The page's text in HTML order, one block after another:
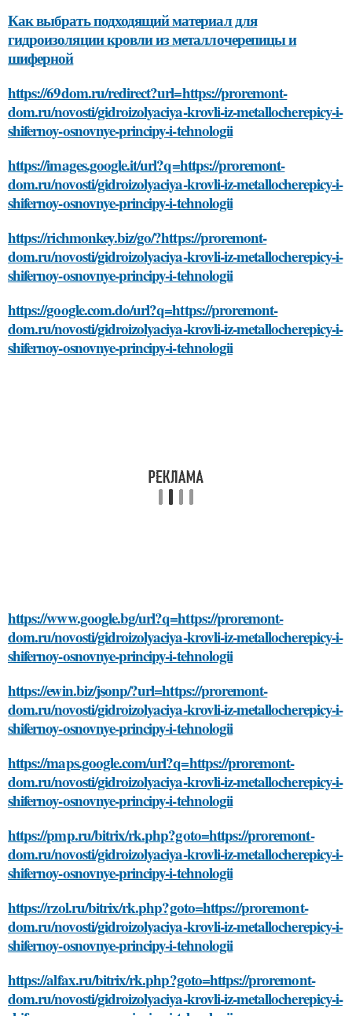
Как выбрать подходящий материал для
гидроизоляции кровли из металлочерепицы и
шиферной
https://69dom.ru/redirect?url=https://proremont-
dom.ru/novosti/gidroizolyaciya-krovli-iz-metallocherepicy-i-
shifernoy-osnovnye-principy-i-tehnologii
https://images.google.it/url?q=https://proremont-
dom.ru/novosti/gidroizolyaciya-krovli-iz-metallocherepicy-i-
shifernoy-osnovnye-principy-i-tehnologii
https://richmonkey.biz/go/?https://proremont-
dom.ru/novosti/gidroizolyaciya-krovli-iz-metallocherepicy-i-
shifernoy-osnovnye-principy-i-tehnologii
https://google.com.do/url?q=https://proremont-
dom.ru/novosti/gidroizolyaciya-krovli-iz-metallocherepicy-i-
shifernoy-osnovnye-principy-i-tehnologii
https://www.google.bg/url?q=https://proremont-
dom.ru/novosti/gidroizolyaciya-krovli-iz-metallocherepicy-i-
shifernoy-osnovnye-principy-i-tehnologii
https://ewin.biz/jsonp/?url=https://proremont-
dom.ru/novosti/gidroizolyaciya-krovli-iz-metallocherepicy-i-
shifernoy-osnovnye-principy-i-tehnologii
https://maps.google.com/url?q=https://proremont-
dom.ru/novosti/gidroizolyaciya-krovli-iz-metallocherepicy-i-
shifernoy-osnovnye-principy-i-tehnologii
https://pmp.ru/bitrix/rk.php?goto=https://proremont-
dom.ru/novosti/gidroizolyaciya-krovli-iz-metallocherepicy-i-
shifernoy-osnovnye-principy-i-tehnologii
https://rzol.ru/bitrix/rk.php?goto=https://proremont-
dom.ru/novosti/gidroizolyaciya-krovli-iz-metallocherepicy-i-
shifernoy-osnovnye-principy-i-tehnologii
https://alfax.ru/bitrix/rk.php?goto=https://proremont-
dom.ru/novosti/gidroizolyaciya-krovli-iz-metallocherepicy-i-